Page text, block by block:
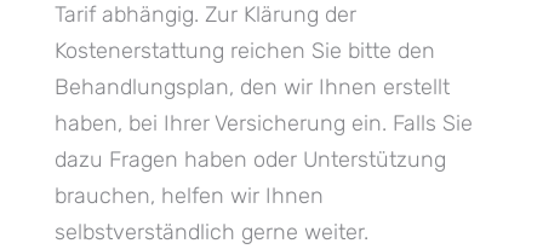
Tarif abhängig. Zur Klärung der
Kostenerstattung reichen Sie bitte den
Behandlungsplan, den wir Ihnen erstellt
haben, bei Ihrer Versicherung ein. Falls Sie
dazu Fragen haben oder Unterstützung
brauchen, helfen wir Ihnen
selbstverständlich gerne weiter.